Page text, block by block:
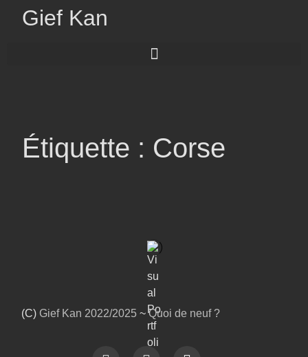
Gief Kan
Étiquette : Corse
(C) Gief Kan 2022/2025 ~Quoi de neuf ?